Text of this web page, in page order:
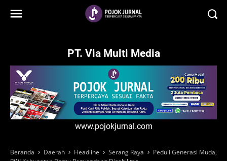
PT. Via Multi Media
www.pojokjurnal.com
Beranda Daerah Headline Serang Raya
Peduli Generasi Muda,